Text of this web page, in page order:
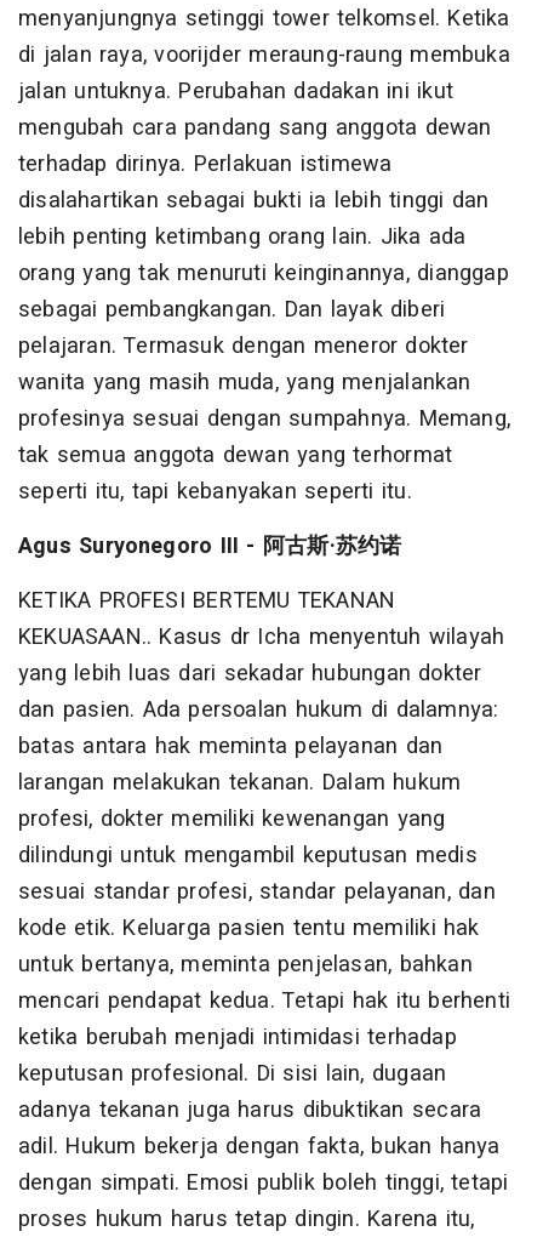
menyanjungnya setinggi tower telkomsel. Ketika
di jalan raya, voorijder meraung-raung membuka
jalan untuknya. Perubahan dadakan ini ikut
mengubah cara pandang sang anggota dewan
terhadap dirinya. Perlakuan istimewa
disalahartikan sebagai bukti ia lebih tinggi dan
lebih penting ketimbang orang lain. Jika ada
orang yang tak menuruti keinginannya, dianggap
sebagai pembangkangan. Dan layak diberi
pelajaran. Termasuk dengan meneror dokter
wanita yang masih muda, yang menjalankan
profesinya sesuai dengan sumpahnya. Memang,
tak semua anggota dewan yang terhormat
seperti itu, tapi kebanyakan seperti itu.
Agus Suryonegoro III - 阿古斯·苏约诺
KETIKA PROFESI BERTEMU TEKANAN
KEKUASAAN.. Kasus dr Icha menyentuh wilayah
yang lebih luas dari sekadar hubungan dokter
dan pasien. Ada persoalan hukum di dalamnya:
batas antara hak meminta pelayanan dan
larangan melakukan tekanan. Dalam hukum
profesi, dokter memiliki kewenangan yang
dilindungi untuk mengambil keputusan medis
sesuai standar profesi, standar pelayanan, dan
kode etik. Keluarga pasien tentu memiliki hak
untuk bertanya, meminta penjelasan, bahkan
mencari pendapat kedua. Tetapi hak itu berhenti
ketika berubah menjadi intimidasi terhadap
keputusan profesional. Di sisi lain, dugaan
adanya tekanan juga harus dibuktikan secara
adil. Hukum bekerja dengan fakta, bukan hanya
dengan simpati. Emosi publik boleh tinggi, tetapi
proses hukum harus tetap dingin. Karena itu,